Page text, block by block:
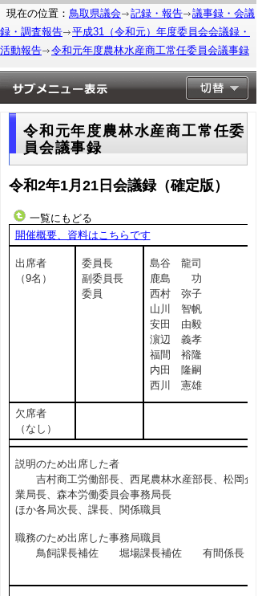
現在の位置： 鳥取県議会 記録・報告
議事録・会議
録・調査報告
平成31（令和元）年度委員会会議録・
活動報告
令和元年度農林水産商工常任委員会議事録
令和元年度農林水産商工常任委
員会議事録
令和2年1月21日会議録（確定版）
一覧にもどる
開催概要、資料はこちらです
出席者
（9名）
委員長
副委員長
委員
島谷 龍司
鹿島 功
西村 弥子
山川 智帆
安田 由毅
濵辺 義孝
福間 裕隆
内田 隆嗣
西川 憲雄
欠席者
（なし）
説明のため出席した者
吉村商工労働部長、西尾農林水産部長、松岡企
業局長、森本労働委員会事務局長
ほか各局次長、課長、関係職員
職務のため出席した事務局職員
鳥飼課長補佐 堀場課長補佐 有間係長